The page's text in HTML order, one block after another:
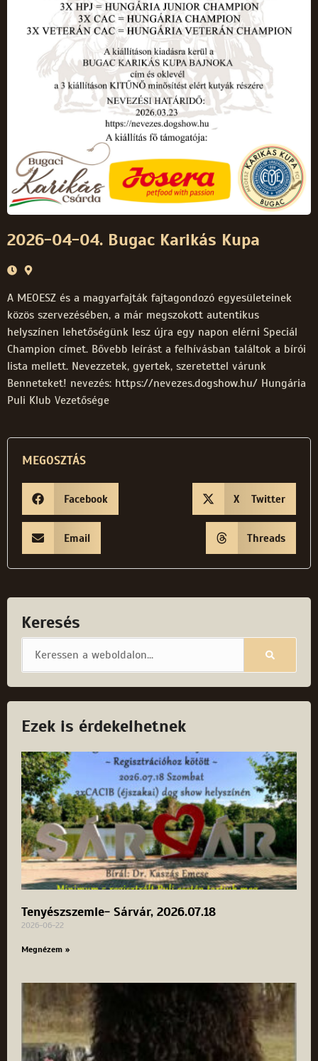
2026-04-04. Bugac Karikás Kupa
A MEOESZ és a magyarfajták fajtagondozó egyesületeinek
közös szervezésében, a már megszokott autentikus
helyszínen lehetőségünk lesz újra egy napon elérni Speciál
Champion címet. Bővebb leírást a felhívásban találtok a bírói
lista mellett. Nevezzetek, gyertek, szeretettel várunk
Benneteket! nevezés: https://nevezes.dogshow.hu/ Hungária
Puli Klub Vezetősége
MEGOSZTÁS
Facebook X Twitter
Email Threads
Keresés
Ezek is érdekelhetnek
Tenyészszemle- Sárvár, 2026.07.18
2026-06-22
Megnézem »